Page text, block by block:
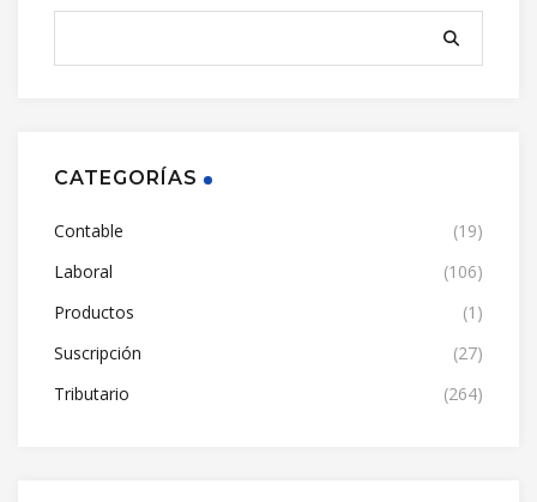
CATEGORÍAS
Contable
(19)
Laboral
(106)
Productos
(1)
Suscripción
(27)
Tributario
(264)